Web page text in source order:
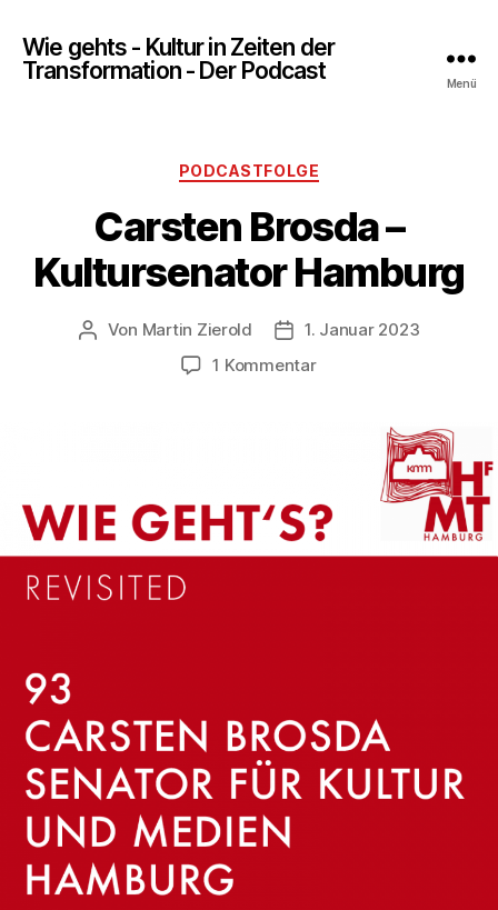
Wie gehts - Kultur in Zeiten der
Transformation - Der Podcast
Menü
Kategorien
PODCASTFOLGE
Carsten Brosda –
Kultursenator Hamburg
Beitragsautor
Von Martin Zierold Veröffentlichungsdatum
1. Januar 2023
1 Kommentarzu
Kultursenator
Hamburg